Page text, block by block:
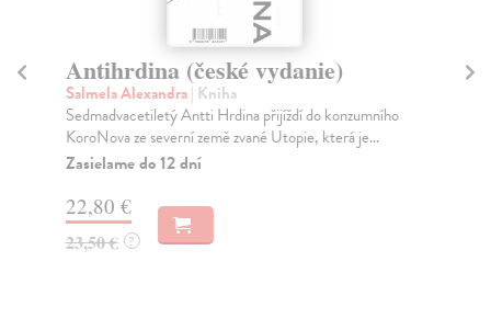
Antihrdina (české vydanie)
Salmela Alexandra| Kniha
Sedmadvacetiletý Antti Hrdina přijíždí do konzumního
KoroNova ze severní země zvané Utopie, která je...
Zasielame do 12 dní
22,80 €
23,50 € ?